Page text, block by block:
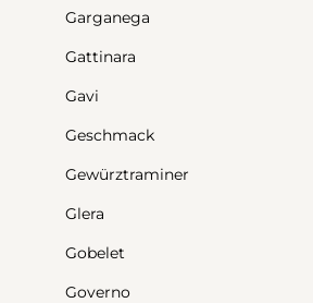
Garganega
Gattinara
Gavi
Geschmack
Gewürztraminer
Glera
Gobelet
Governo